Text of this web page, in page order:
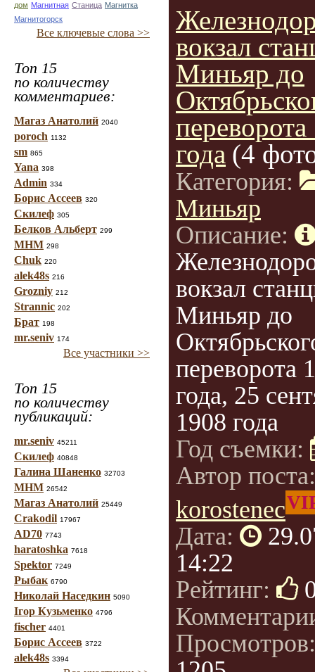
дом Магнитная Станица Магнитка
Магнитогорск
Все ключевые слова >>
Топ 15
по количеству
комментариев:
Магаз Анатолий 2040
poroch 1132
sm 865
Yana 398
Admin 334
Борис Ассеев 320
Скилеф 305
Белков Альберт 299
МНМ 298
Chuk 220
alek48s 216
Grozniy 212
Strannic 202
Брат 198
mr.seniv 174
Все участники >>
Топ 15
по количеству
публикаций:
mr.seniv 45211
Скилеф 40848
Галина Шаненко 32703
МНМ 26542
Магаз Анатолий 25449
Crakodil 17967
AD70 7743
haratoshka 7618
Spektor 7249
Рыбак 6790
Николай Наседкин 5090
Ігор Кузьменко 4796
fischer 4401
Борис Ассеев 3722
alek48s 3394
вокзал
Миньяр до
года (4
Категория:
Миньяр
Описание:
вокзал
Миньяр до
переворота
года, 25
1908 года
Год съемки:
Автор
korostenec
Дата:
14:22
Рейтинг: